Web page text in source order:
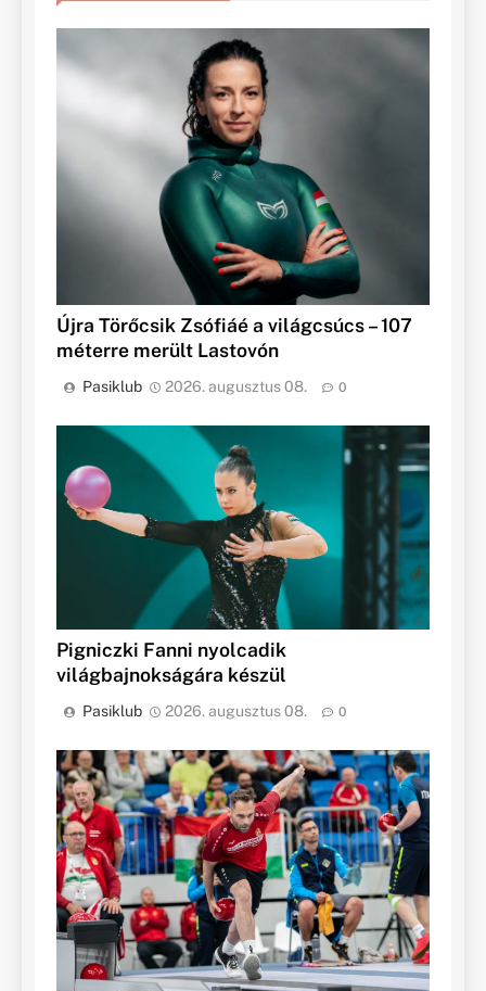
Újra Törőcsik Zsófiáé a világcsúcs – 107
méterre merült Lastovón
Pasiklub 2026. augusztus 08. 0
Pigniczki Fanni nyolcadik
világbajnokságára készül
Pasiklub 2026. augusztus 08. 0